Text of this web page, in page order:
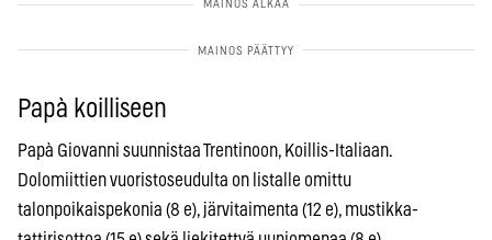
Papà koilliseen
Papà Giovanni suunnistaa Trentinoon, Koillis-Italiaan.
Dolomiittien vuoristoseudulta on listalle omittu
talonpoikaispekonia (8 e), järvitaimenta (12 e), mustikka-